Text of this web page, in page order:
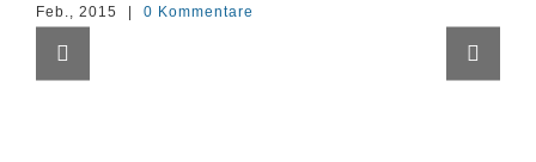
Feb., 2015 0 Kommentare